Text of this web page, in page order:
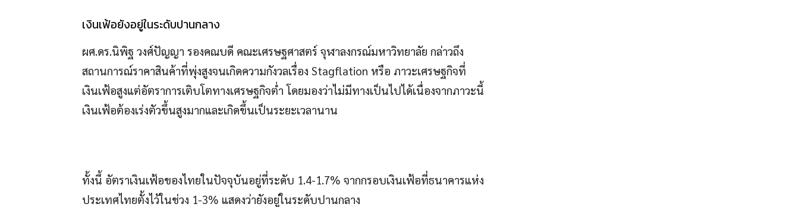
เงินเฟ้อยังอยู่ในระดับปานกลาง
ผศ.ดร.นิพิฐ วงศ์ปัญญา รองคณบดี คณะเศรษฐศาสตร์ จุฬาลงกรณ์มหาวิทยาลัย กล่าวถึง
สถานการณ์ราคาสินค้าที่พุ่งสูงจนเกิดความกังวลเรื่อง Stagflation หรือ ภาวะเศรษฐกิจที่
เงินเฟ้อสูงแต่อัตราการเติบโตทางเศรษฐกิจต่ำ โดยมองว่าไม่มีทางเป็นไปได้เนื่องจากภาวะนี้
เงินเฟ้อต้องเร่งตัวขึ้นสูงมากและเกิดขึ้นเป็นระยะเวลานาน
ทั้งนี้ อัตราเงินเฟ้อของไทยในปัจจุบันอยู่ที่ระดับ 1.4-1.7% จากกรอบเงินเฟ้อที่ธนาคารแห่ง
ประเทศไทยตั้งไว้ในช่วง 1-3% แสดงว่ายังอยู่ในระดับปานกลาง